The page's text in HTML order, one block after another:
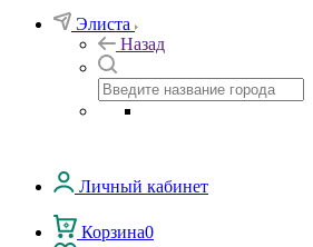
Элиста
Назад
Личный кабинет
Корзина0